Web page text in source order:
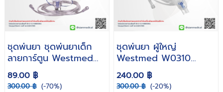
ชุดพ่นยา ชุดพ่นยาเด็ก
ลายการ์ตูน Westmed
W0312 หน้ากากพ่นยา
89.00 ฿
300.00 ฿ (-70%)
ชุดพ่นยา ผู้ใหญ่
Westmed W0310
หน้ากากพ่นยา
240.00 ฿
300.00 ฿ (-20%)